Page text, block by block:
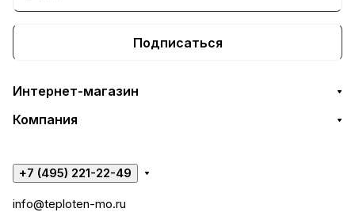
Подписаться
Интернет-магазин
Компания
+7 (495) 221-22-49
info@teploten-mo.ru